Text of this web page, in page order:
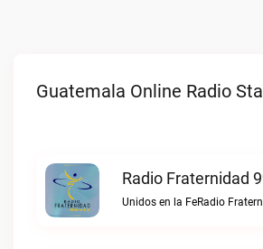
Guatemala Online Radio
Radio Fraternidad
Unidos en la FeRadio